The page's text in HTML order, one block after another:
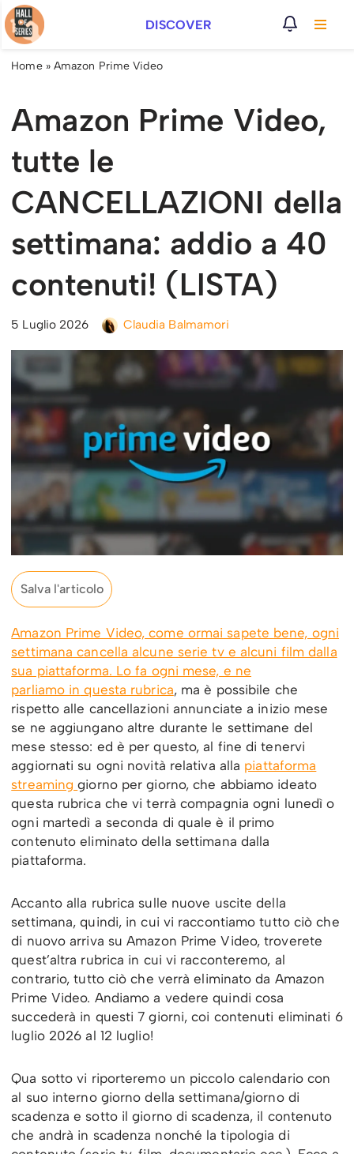
Vai
al
DISCOVER
Home» Amazon Prime Video
Amazon Prime Video,
tutte le
CANCELLAZIONI della
settimana: addio a 40
contenuti! (LISTA)
5 Luglio 2026 Claudia Balmamori
Salva l'articolo
Amazon Prime Video, come ormai sapete bene, ogni
settimana cancella alcune serie tv e alcuni film dalla
sua piattaforma. Lo fa ogni mese, e ne
parliamo in questa rubrica, ma è possibile che
rispetto alle cancellazioni annunciate a inizio mese
se ne aggiungano altre durante le settimane del
mese stesso: ed è per questo, al fine di tenervi
aggiornati su ogni novità relativa alla piattaforma
streaminggiorno per giorno, che abbiamo ideato
questa rubrica che vi terrà compagnia ogni lunedì o
ogni martedì a seconda di quale è il primo
contenuto eliminato della settimana dalla
piattaforma.
Accanto alla rubrica sulle nuove uscite della
settimana, quindi, in cui vi raccontiamo tutto ciò che
di nuovo arriva su Amazon Prime Video, troverete
quest’altra rubrica in cui vi racconteremo, al
contrario, tutto ciò che verrà eliminato da Amazon
Prime Video. Andiamo a vedere quindi cosa
succederà in questi 7 giorni, coi contenuti eliminati 6
luglio 2026 al 12 luglio!
Qua sotto vi riporteremo un piccolo calendario con
al suo interno giorno della settimana/giorno di
scadenza e sotto il giorno di scadenza, il contenuto
che andrà in scadenza nonché la tipologia di